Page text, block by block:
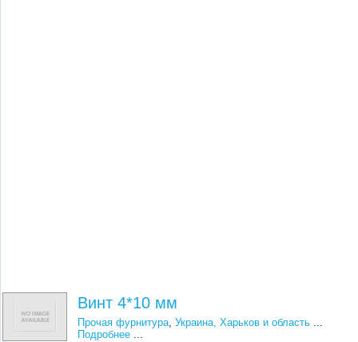
Винт 4*10 мм
Прочая фурнитура,Украина, Харьков и область ...
Подробнее ...